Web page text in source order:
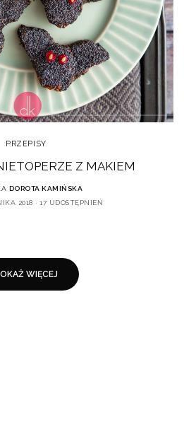
PRZEPISY
Z MAKIEM
DOROTA KAMIŃSKA
2018
17 UDOSTĘPNIEŃ
WIĘCEJ